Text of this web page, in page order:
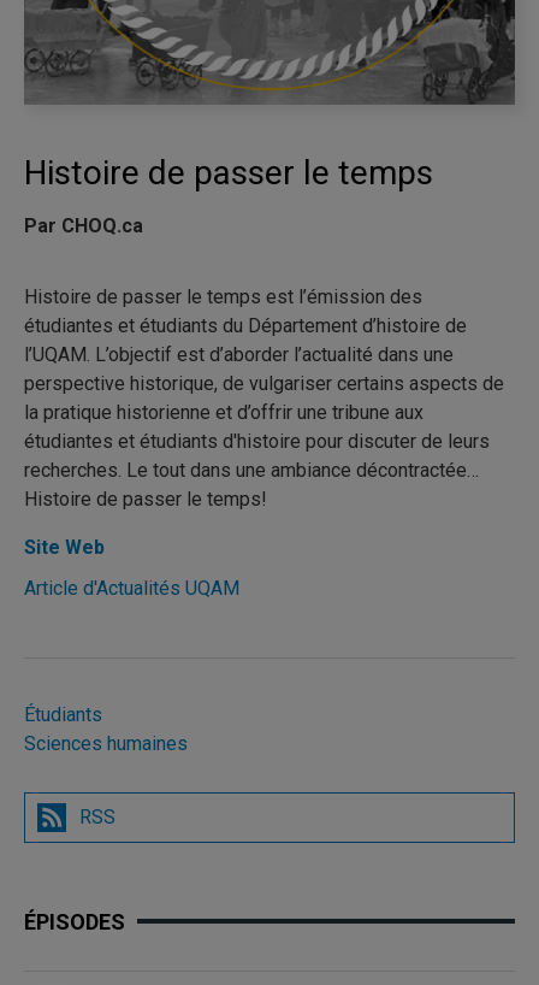
Histoire de passer le temps
Par CHOQ.ca
Histoire de passer le temps est l’émission des
étudiantes et étudiants du Département d’histoire de
l’UQAM. L’objectif est d’aborder l’actualité dans une
perspective historique, de vulgariser certains aspects de
la pratique historienne et d’offrir une tribune aux
étudiantes et étudiants d'histoire pour discuter de leurs
recherches. Le tout dans une ambiance décontractée…
Histoire de passer le temps!
Site Web
Article d'Actualités UQAM
Étudiants
Sciences humaines
RSS
ÉPISODES